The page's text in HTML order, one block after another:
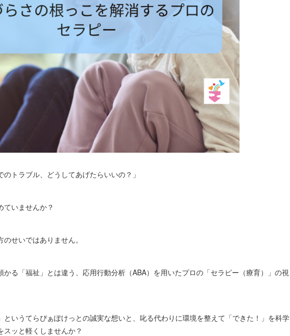
トラブル、どうしてあげたらいいの？」
ていませんか？
せいではありません。
る「福祉」とは違う、応用行動分析（ABA）を用いたプロの「セラピー（療育）」の視
というてらぴぁぽけっとの誠実な想いと、叱る代わりに環境を整えて「できた！」を科学
ッと軽くしませんか？